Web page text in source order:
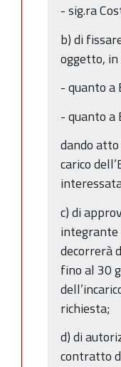
- sig.ra
b) di
oggetto,
- quanto a
- quanto a
dando
carico
c) di
integrante
decorrerà
fino al 30
richiesta;
d) di
contratto